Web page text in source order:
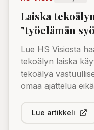
Laiska
"työelämän
Lue HS Visiosta
tekoälyn laiska
tekoälyä
omaa ajattelua
Lue artikkeli